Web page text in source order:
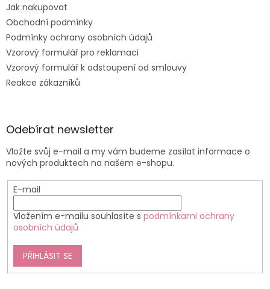
Jak nakupovat
Obchodní podmínky
Podmínky ochrany osobních údajů
Vzorový formulář pro reklamaci
Vzorový formulář k odstoupení od smlouvy
Reakce zákazníků
Odebírat newsletter
Vložte svůj e-mail a my vám budeme zasílat informace o
nových produktech na našem e-shopu.
E-mail
Vložením e-mailu souhlasíte s podmínkami ochrany
osobních údajů
PŘIHLÁSIT SE